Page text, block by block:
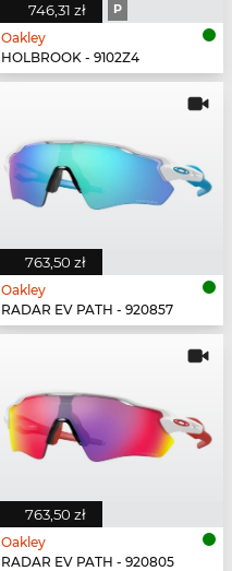
746,31 zł P
Oakley
HOLBROOK - 9102Z4
763,50 zł
Oakley
RADAR EV PATH - 920857
763,50 zł
Oakley
RADAR EV PATH - 920805